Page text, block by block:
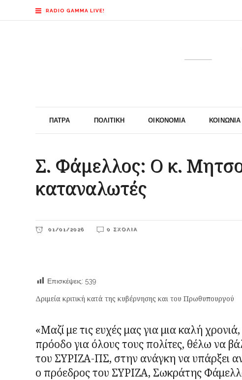
RADIO GAMMA LIVE!
ΠΆΤΡΑ ΠΟΛΙΤΙΚΉ ΟΙΚΟΝΟΜΊΑ ΚΟΙΝΩΝΊΑ
Σ. Φάμελλος: Ο κ.
καταναλωτές
01/01/2026 0 ΣΧΌΛΙΑ
Επισκέψεις: 539
Δριμεία κριτική κατά της κυβέρνησης και του Πρωθυπουργού
«Μαζί με τις ευχές μας για μια καλή
πρόοδο για όλους τους πολίτες, θέλω να
του ΣΥΡΙΖΑ-ΠΣ, στην ανάγκη να υπάρξει
ο πρόεδρος του ΣΥΡΙΖΑ, Σωκράτης